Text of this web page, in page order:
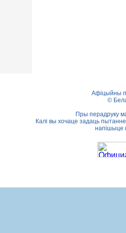
Афіцыйны
©
Пры перадруку
Калі вы хочаце задаць
напішыце